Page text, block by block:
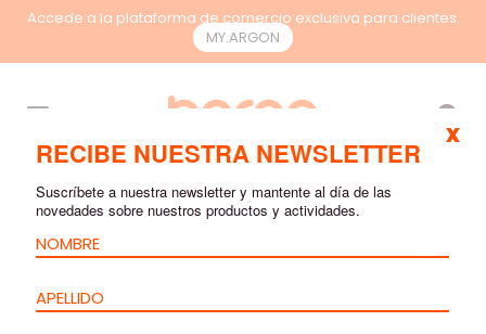
Accede a la plataforma de comercio exclusiva para clientes.
MY.ARGON
RECIBE NUESTRA NEWSLETTER
Suscríbete a nuestra newsletter y mantente al día de las
novedades sobre nuestros productos y actividades.
x